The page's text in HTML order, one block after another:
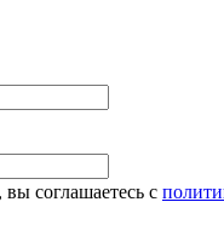
соглашаетесь с